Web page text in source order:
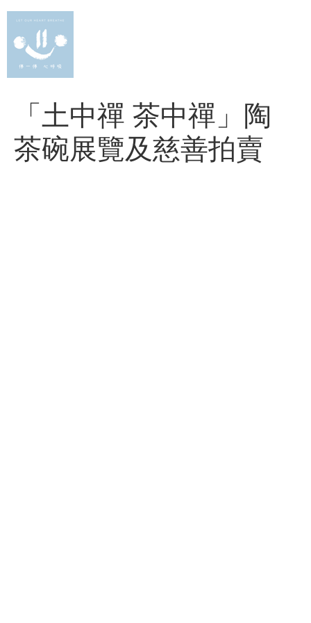
Skip
content
「土中禪 茶中禪」陶
茶碗展覽及慈善拍賣